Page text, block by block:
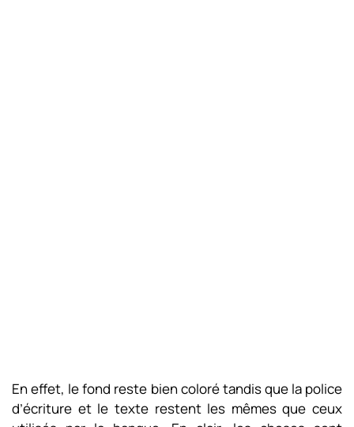
En effet, le fond reste bien coloré tandis que la police
d’écriture et le texte restent les mêmes que ceux